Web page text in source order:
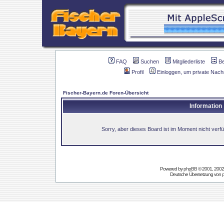
FAQ Suchen Mitgliederliste
Profil
Einloggen, um private
Fischer-Bayern.de Foren-Übersicht
Information
Sorry, aber dieses Board ist im Moment nicht
Powered byphpBB© 2001,
Deutsche Übersetzung von